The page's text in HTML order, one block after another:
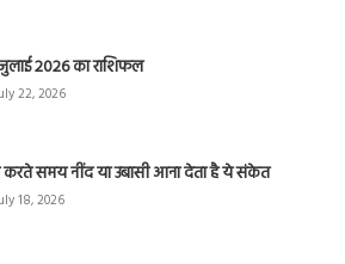
2026 का राशिफल
22, 2026
करते समय नींद या उबासी आना देता है ये संकेत
18, 2026